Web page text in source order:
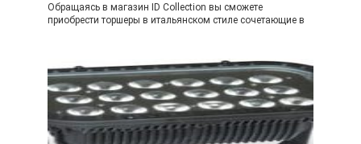
Обращаясь в магазин ID Collection вы сможете
приобрести торшеры в итальянском стиле сочетающие в